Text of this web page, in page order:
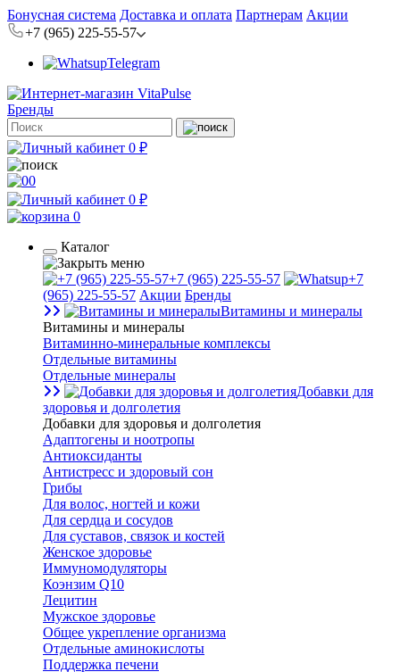
Бонусная система Доставка и оплата Партнерам Акции
+7 (965) 225-55-57
Telegram
Бренды
0 ₽
0
0 ₽
0
Каталог
+7 (965) 225-55-57
+7
(965) 225-55-57 Акции Бренды
Витамины и минералы
Витамины и минералы
Витаминно-минеральные комплексы
Отдельные витамины
Отдельные минералы
Добавки для
здоровья и долголетия
Добавки для здоровья и долголетия
Адаптогены и ноотропы
Антиоксиданты
Антистресс и здоровый сон
Грибы
Для волос, ногтей и кожи
Для сердца и сосудов
Для суставов, связок и костей
Женское здоровье
Иммуномодуляторы
Коэнзим Q10
Лецитин
Мужское здоровье
Общее укрепление организма
Отдельные аминокислоты
Поддержка печени